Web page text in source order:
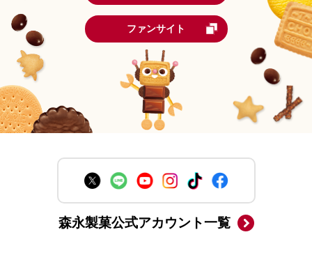
ファンサイト
森永製菓公式アカウント一覧